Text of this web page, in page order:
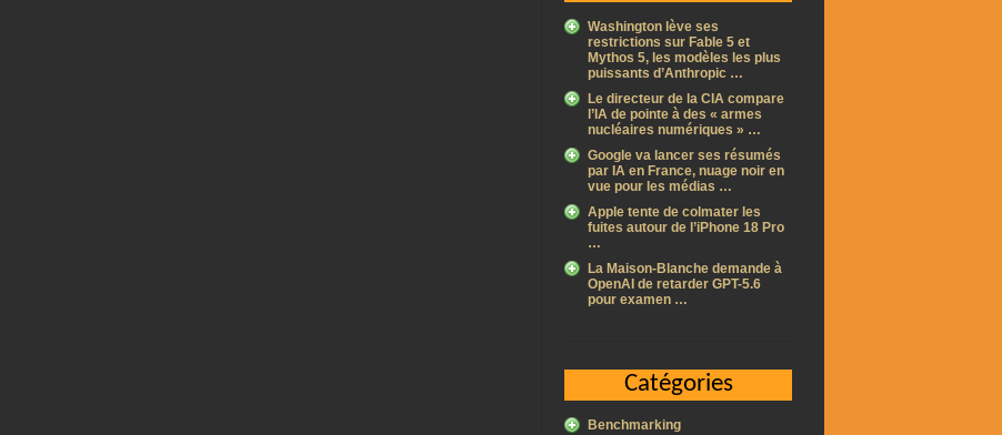
Washington lève ses
restrictions sur Fable 5 et
Mythos 5, les modèles les plus
puissants d’Anthropic …
Le directeur de la CIA compare
l’IA de pointe à des « armes
nucléaires numériques » …
Google va lancer ses résumés
par IA en France, nuage noir en
vue pour les médias …
Apple tente de colmater les
fuites autour de l’iPhone 18 Pro
…
La Maison-Blanche demande à
OpenAI de retarder GPT-5.6
pour examen …
Catégories
Benchmarking